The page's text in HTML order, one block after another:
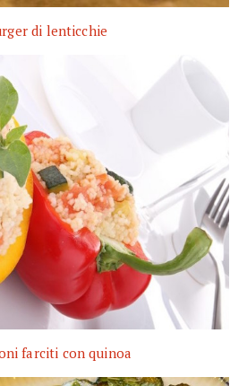
di lenticchie
farciti con quinoa